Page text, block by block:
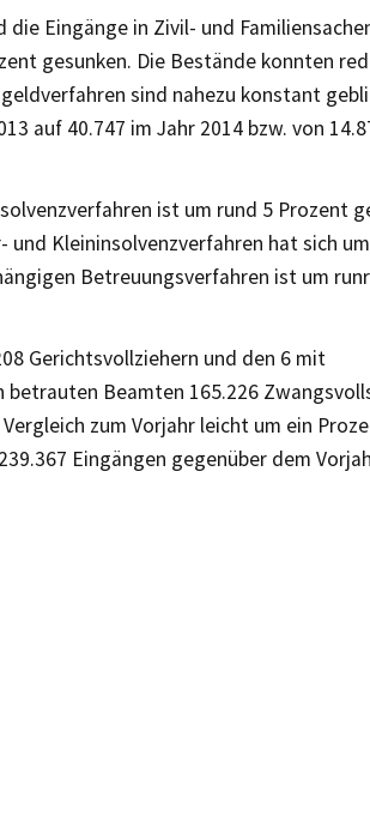
Eingänge in Zivil- und
gesunken. Die Bestände konnten
sind nahezu konstant
auf 40.747 im Jahr 2014 bzw. von
ist um rund 5 Prozent
und Kleininsolvenzverfahren hat sich
Betreuungsverfahren ist um
Gerichtsvollziehern und den 6 mit
betrauten Beamten 165.226
zum Vorjahr leicht um ein
Eingängen gegenüber dem